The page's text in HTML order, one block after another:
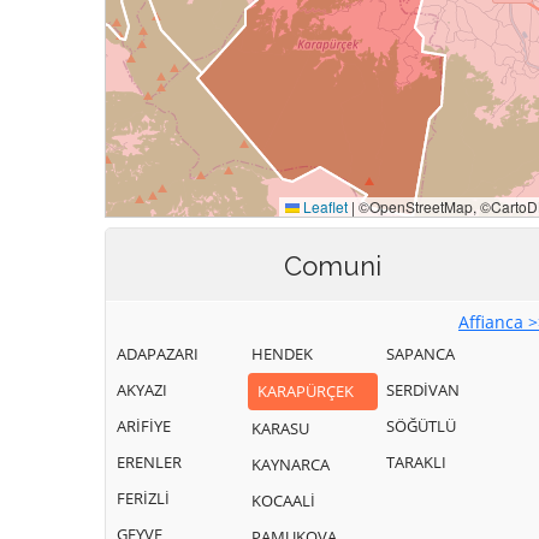
Comuni
Affianca
ADAPAZARI
AKYAZI
ARİFİYE
ERENLER
FERİZLİ
GEYVE
HENDEK
KARAPÜRÇEK
KARASU
KAYNARCA
KOCAALİ
SAPANCA
SERDİVAN
SÖĞÜTLÜ
TARAKLI